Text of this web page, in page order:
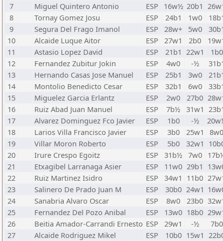
7
Miguel Quintero Antonio ESP 16w½ 20b1
8
Tornay Gomez Josu ESP 24b1 1w0
9
Segura Del Frago Imanol ESP 28w+ 5w0
10
Alcaide Luque Aitor ESP 27w1 2b0
11
Astasio Lopez David ESP 21b1 22w1
1b0
12
Fernandez Zubitur Jokin ESP 4w0 -½
13
Hernando Casas Jose Manuel ESP 25b1 3w0
14
Montolio Benedicto Cesar ESP 32b1 6w0
15
Miguelez Garcia Erlantz ESP 2w0 27b0
16
Ruiz Abad Juan Manuel ESP 7b½ 31w1
17
Alvarez Dominguez Fco Javier ESP 1b0 -½
18
Larios Villa Francisco Javier ESP 3b0 25w1
19
Villar Moron Roberto ESP 5b0 32w1
20
Irure Crespo Egoitz ESP 31b½ 7w0
21
Etxagibel Larranaga Asier ESP 11w0 29b1
22
Ruiz Martinez Isidro ESP 34w1 11b0
23
Salinero De Prado Juan M ESP 30b0 24w1
24
Sanabria Alvaro Oscar ESP 8w0 23b0
25
Fernandez Del Pozo Anibal ESP 13w0 18b0
26
Beitia Amador-Carrandi Ernesto ESP 29w1 -½
7b0
27
Alcaide Rodriguez Mikel ESP 10b0 15w1